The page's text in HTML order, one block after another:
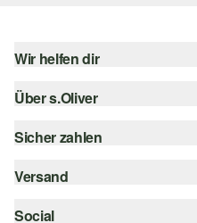
Wir helfen dir
Hilfe & FAQ
Größenberatung
Über s.Oliver
s.Oliver Magazin
Whatsapp
Sicher zahlen
Rechnung
Kreditkarte
Versand
Sendungsverfolgung
Social